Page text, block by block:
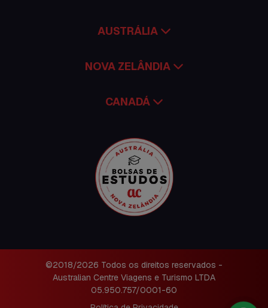
AUSTRÁLIA
NOVA ZELÂNDIA
CANADÁ
©2018/2026 Todos os direitos reservados -
Australian Centre Viagens e Turismo LTDA
05.950.757/0001-60